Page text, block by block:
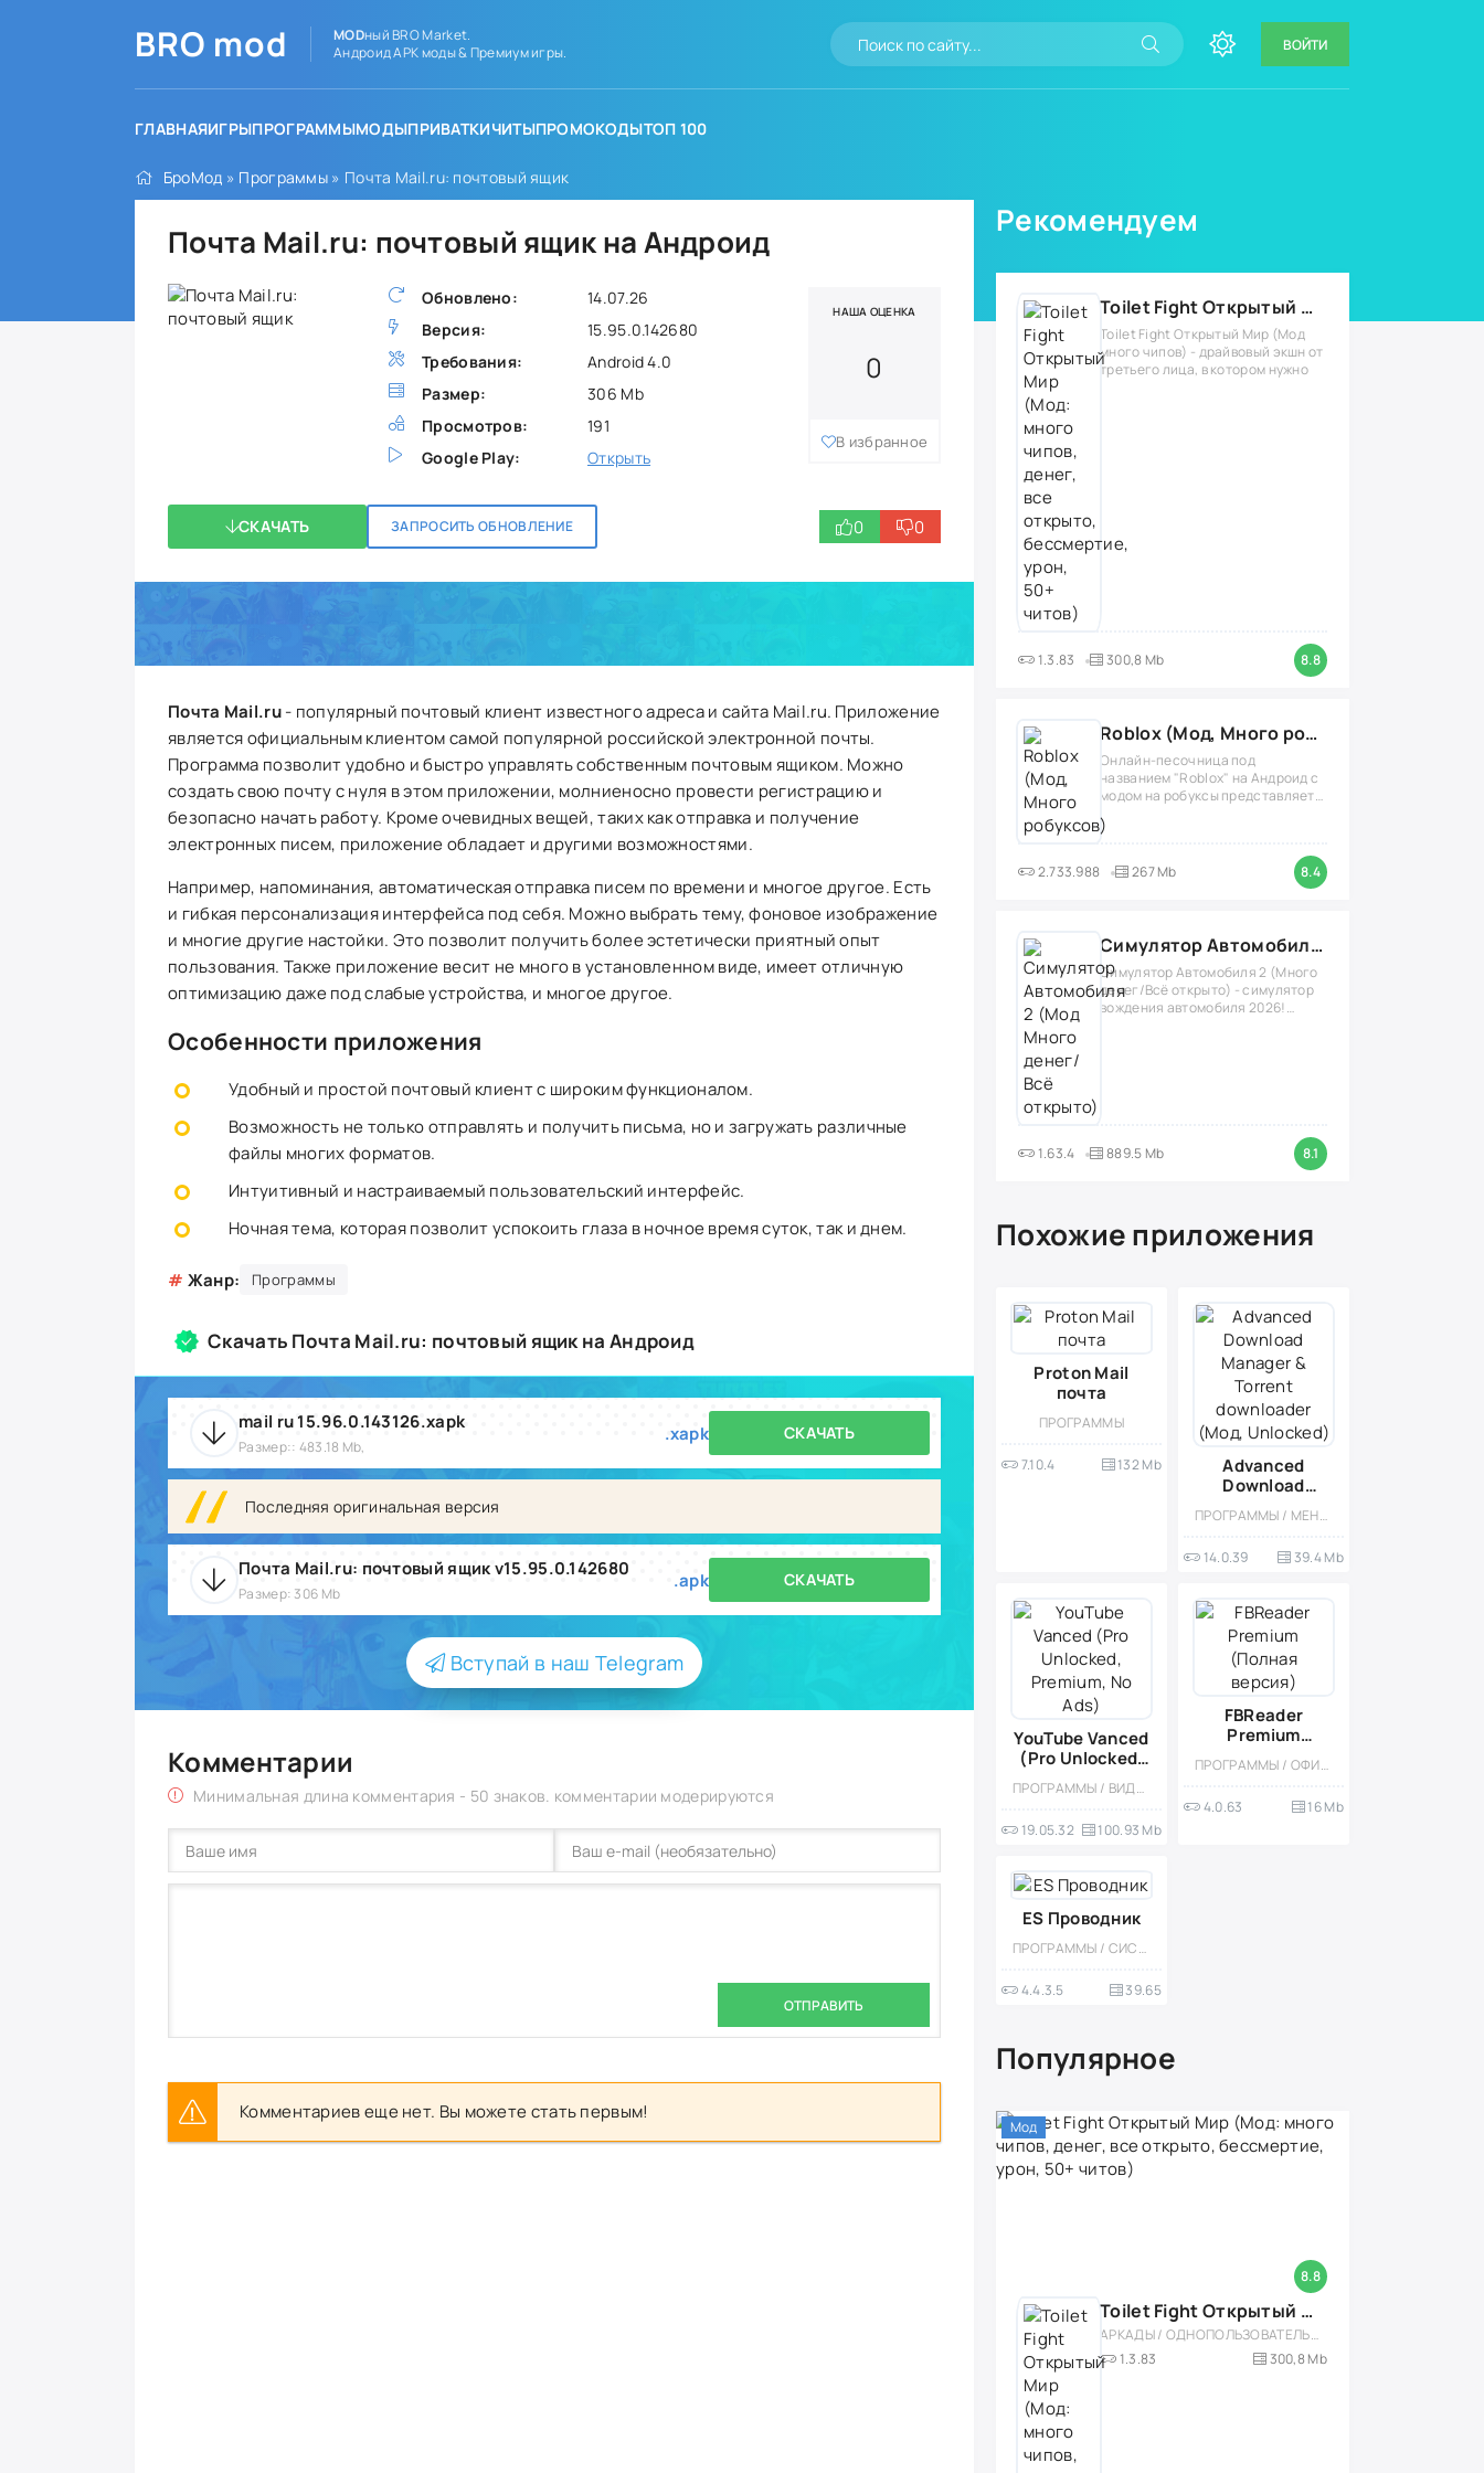
BRO mod MODный BRO Market.
Андроид APK моды & Премиум игры.
ВОЙТИ
ГЛАВНАЯИГРЫПРОГРАММЫМОДЫПРИВАТКИЧИТЫПРОМОКОДЫТОП 100
БроМод » Программы » Почта Mail.ru: почтовый ящик
Почта Mail.ru: почтовый ящик на Андроид
Обновлено:
14.07.26
Версия:
15.95.0.142680
Требования:
Android 4.0
Размер:
306 Mb
Просмотров:
191
Google Play:
Открыть
НАША ОЦЕНКА
0
В избранное
СКАЧАТЬ ЗАПРОСИТЬ ОБНОВЛЕНИЕ 0 0
Почта Mail.ru- популярный почтовый клиент известного адреса и сайта Mail.ru. Приложение
является официальным клиентом самой популярной российской электронной почты.
Программа позволит удобно и быстро управлять собственным почтовым ящиком. Можно
создать свою почту с нуля в этом приложении, молниеносно провести регистрацию и
безопасно начать работу. Кроме очевидных вещей, таких как отправка и получение
электронных писем, приложение обладает и другими возможностями.
Например, напоминания, автоматическая отправка писем по времени и многое другое. Есть
и гибкая персонализация интерфейса под себя. Можно выбрать тему, фоновое изображение
и многие другие настойки. Это позволит получить более эстетически приятный опыт
пользования. Также приложение весит не много в установленном виде, имеет отличную
оптимизацию даже под слабые устройства, и многое другое.
Особенности приложения
Удобный и простой почтовый клиент с широким функционалом.
Возможность не только отправлять и получить письма, но и загружать различные
файлы многих форматов.
Интуитивный и настраиваемый пользовательский интерфейс.
Ночная тема, которая позволит успокоить глаза в ночное время суток, так и днем.
# Жанр: Программы
Скачать Почта Mail.ru: почтовый ящик на Андроид
mail ru 15.96.0.143126.xapk
Размер:: 483.18 Mb,
.xapk СКАЧАТЬ
Последняя оригинальная версия
Почта Mail.ru: почтовый ящик v15.95.0.142680
Размер: 306 Mb
.apk СКАЧАТЬ
Вступай в наш Telegram
Комментарии
Минимальная длина комментария - 50 знаков. комментарии модерируются
ОТПРАВИТЬ
Комментариев еще нет. Вы можете стать первым!
Рекомендуем
Toilet Fight Открытый Мир (Мод: много чипов, денег, все открыто, бессмертие, урон, 50+ читов)
Toilet Fight Открытый Мир (Мод
много чипов) - драйвовый экшн от
третьего лица, в котором нужно
1.3.83 300,8 Mb 8.8
Roblox (Мод, Много робуксов)
Онлайн-песочница под
названием "Roblox" на Андроид с
модом на робуксы представляет
собой
2.733.988 267 Mb 8.4
Симулятор Автомобиля 2 (Мод Много денег/Всё открыто)
Симулятор Автомобиля 2 (Много
денег/Всё открыто) - симулятор
вождения автомобиля 2026!
1.63.4 889.5 Mb 8.1
Похожие приложения
Proton Mail
почта
ПРОГРАММЫ
7.10.4 132 Mb
Advanced
Download
Manager &
Torrent
(Мод,
ПРОГРАММЫ / МЕНЕДЖЕРЫ ЗАГРУЗОК
14.0.39 39.4 Mb
YouTube Vanced
(Pro Unlocked,
Premium, No
Ads)
ПРОГРАММЫ / ВИДЕОПЛЕЕРЫ
19.05.32 100.93 Mb
FBReader
Premium
(Полная
версия)
ПРОГРАММЫ / ОФИС / ЧИТАЛКИ / МОД
4.0.63 16 Mb
ES Проводник
ПРОГРАММЫ / СИСТЕМНЫЕ / ФАЙЛОВЫЕ МЕНЕДЖЕРЫ
4.4.3.5 39.65
Популярное
8.8
Мод
Toilet Fight Открытый Мир (Мод: много чипов, денег, все открыто, бессмертие, урон, 50+ читов)
АРКАДЫ / ОДНОПОЛЬЗОВАТЕЛЬСКИЕ / ОФЛАЙН / МОД / РОЛЕВЫЕ / ШУТЕРЫ / ОТКРЫТЫЙ МИР / ВСТРОЕННЫЙ КЕШ / 3D / ЭКШЕНЫ / ТУАЛЕТНЫЕ ВОЙНЫ / ДЛЯ ДЕТЕЙ
1.3.83
300,8 Mb